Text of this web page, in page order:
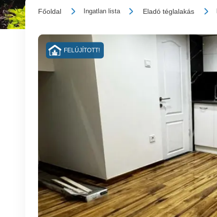
Főoldal Ingatlan lista Eladó téglalakás
FELÚJÍTOTT!